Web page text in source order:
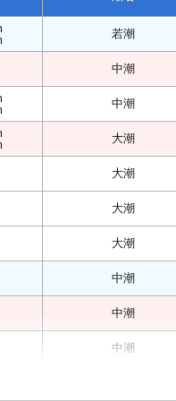
若潮
中潮
中潮
大潮
大潮
大潮
大潮
中潮
中潮
中潮